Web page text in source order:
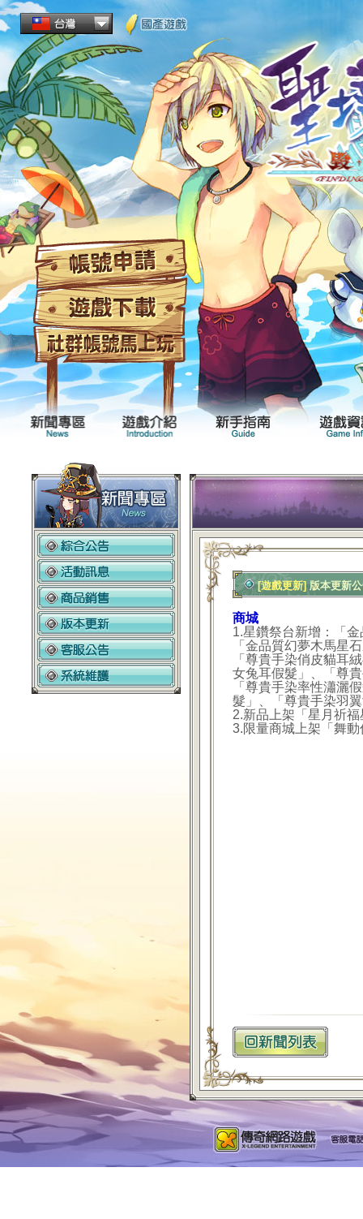
新聞專區 遊戲介紹
帳
遊
社
[遊戲更新] 版本更新
商城
1.星鑽祭台新增：「
「金品質幻夢木馬星
「尊貴手染俏皮貓耳
女兔耳假髮」、「尊
「尊貴手染率性瀟灑
髮」、「尊貴手染羽
2.新品上架「星月祈
3.限量商城上架「舞